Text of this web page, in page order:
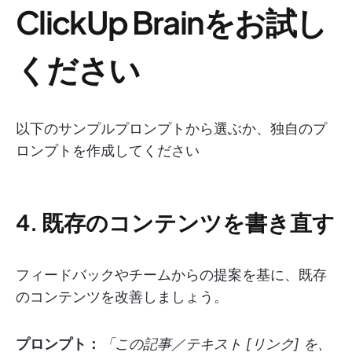
ClickUp Brainをお試し
ください
以下のサンプルプロンプトから選ぶか、独自のプ
ロンプトを作成してください
4. 既存のコンテンツを書き直す
フィードバックやチームからの提案を基に、既存
のコンテンツを改善しましょう。
プロンプト：
「この記事／テキスト [リンク] を、